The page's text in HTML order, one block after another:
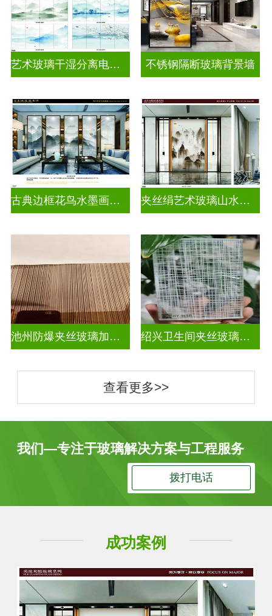
艺术玻璃干湿分离电视玻璃背景墙 不锈钢隔断玻璃背景墙
古典边框花鸟水墨画玻璃 夹丝绢艺术玻璃山水画玻璃
池州防爆夹丝玻璃加工厂 绍兴卫生间夹丝玻璃多少钱
查看更多>>
我们—专注于玻璃解决方案与工程服务
拨打电话
成功案例